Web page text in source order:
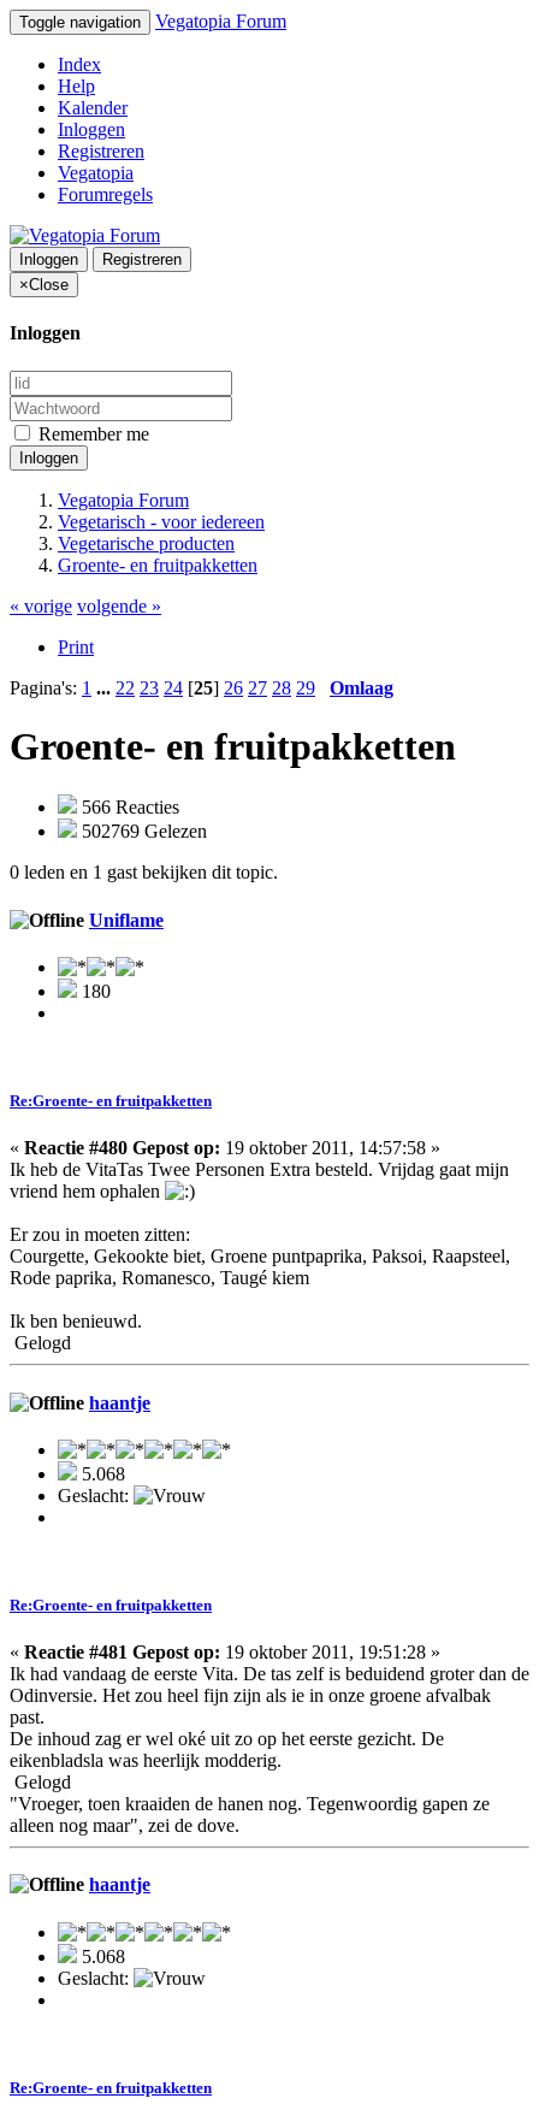
Toggle navigation Vegatopia Forum
Index
Help
Kalender
Inloggen
Registreren
Vegatopia
Forumregels
Inloggen
Registreren
×Close
Inloggen
Remember me
Inloggen
Vegatopia Forum
Vegetarisch - voor iedereen
Vegetarische producten
Groente- en fruitpakketten
« vorige volgende »
Print
Pagina's: 1 ... 22 23 24 [25] 26 27 28 29 Omlaag
Groente- en fruitpakketten
566 Reacties
502769 Gelezen
0 leden en 1 gast bekijken dit topic.
Uniflame
180
Re:Groente- en fruitpakketten
« Reactie #480 Gepost op: 19 oktober 2011, 14:57:58 »
Ik heb de VitaTas Twee Personen Extra besteld. Vrijdag gaat mijn
vriend hem ophalen
Er zou in moeten zitten:
Courgette, Gekookte biet, Groene puntpaprika, Paksoi, Raapsteel,
Rode paprika, Romanesco, Taugé kiem
Ik ben benieuwd.
Gelogd
haantje
5.068
Geslacht:
Re:Groente- en fruitpakketten
« Reactie #481 Gepost op: 19 oktober 2011, 19:51:28 »
Ik had vandaag de eerste Vita. De tas zelf is beduidend groter dan de
Odinversie. Het zou heel fijn zijn als ie in onze groene afvalbak
past.
De inhoud zag er wel oké uit zo op het eerste gezicht. De
eikenbladsla was heerlijk modderig.
Gelogd
"Vroeger, toen kraaiden de hanen nog. Tegenwoordig gapen ze
alleen nog maar", zei de dove.
haantje
5.068
Geslacht:
Re:Groente- en fruitpakketten